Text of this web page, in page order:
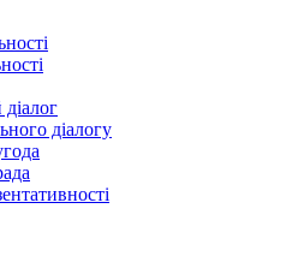
діалогу